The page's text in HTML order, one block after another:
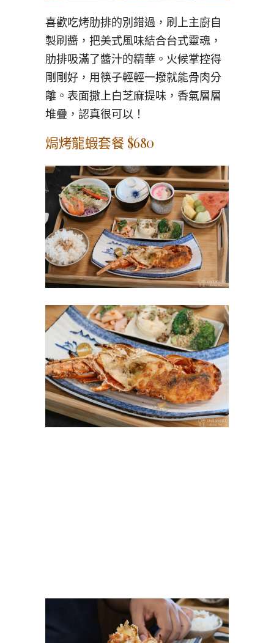
喜歡吃烤肋排的別錯過，刷上主廚自
製刷醬，把美式風味結合台式靈魂，
肋排吸滿了醬汁的精華。火候掌控得
剛剛好，用筷子輕輕一撥就能骨肉分
離。表面撒上白芝麻提味，香氣層層
堆疊，認真很可以！
焗烤龍蝦套餐 $680